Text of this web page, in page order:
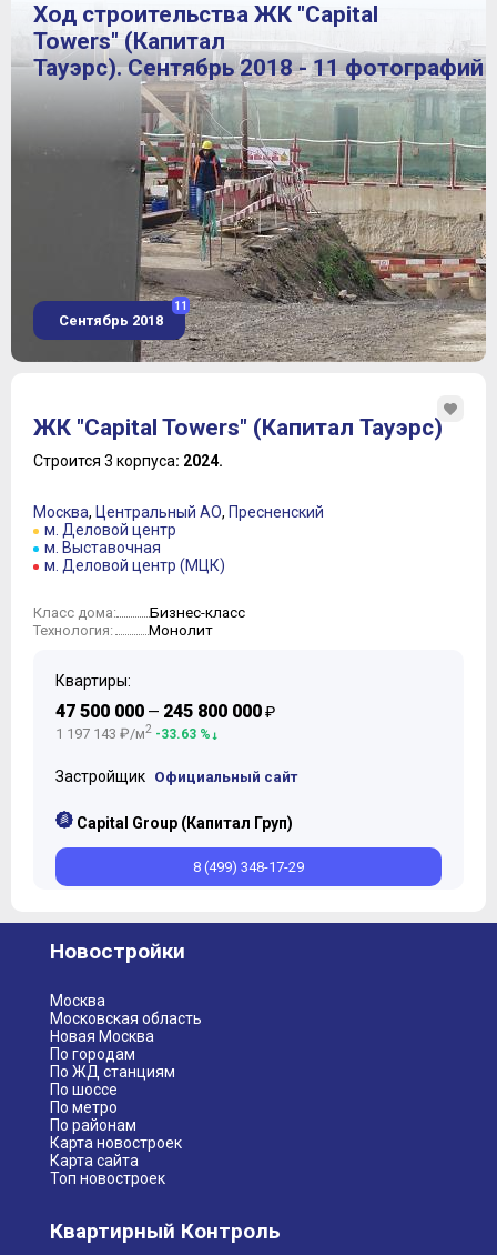
Ход строительства ЖК "Capital
Towers" (Капитал
Тауэрс). Сентябрь 2018 - 11 фотографий
Сентябрь 2018
11
ЖК "Capital Towers" (Капитал Тауэрс)
Строится 3 корпуса: 2024.
Москва, Центральный АО, Пресненский
м. Деловой центр
м. Выставочная
м. Деловой центр (МЦК)
Класс дома: Бизнес-класс
Технология: Монолит
Квартиры:
47 500 000 — 245 800 000₽
1 197 143 ₽/м2 -33.63 %
Застройщик Официальный сайт
Capital Group (Капитал Груп)
8 (499) 348-17-29
Новостройки
Москва
Московская область
Новая Москва
По городам
По ЖД станциям
По шоссе
По метро
По районам
Карта новостроек
Карта сайта
Топ новостроек
Квартирный Контроль